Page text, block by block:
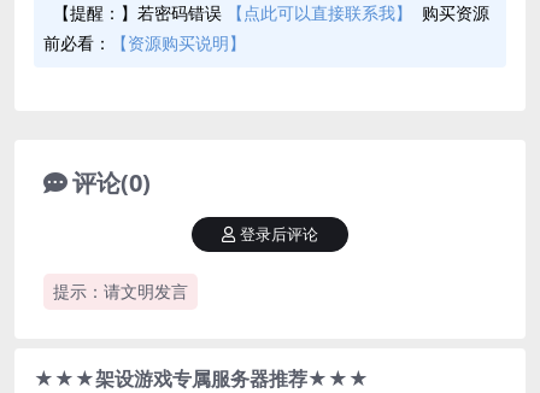
【提醒：】若密码错误
【点此可以直接联系我】
购买资源
前必看：
【资源购买说明】
评论(0)
提示：请文明发言
登录后评论
★★★架设游戏专属服务器推荐★★★